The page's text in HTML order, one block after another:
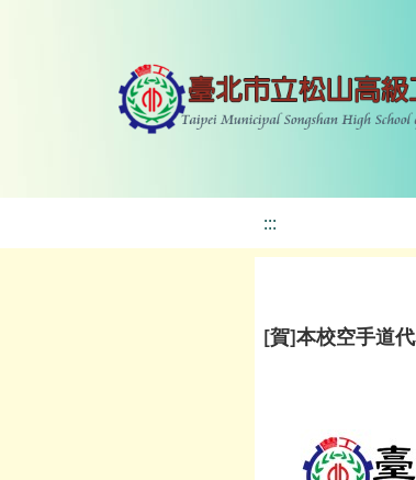
:::
[賀]本校空手道